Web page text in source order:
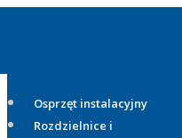
Osprzęt instalacyjny
Rozdzielnice i